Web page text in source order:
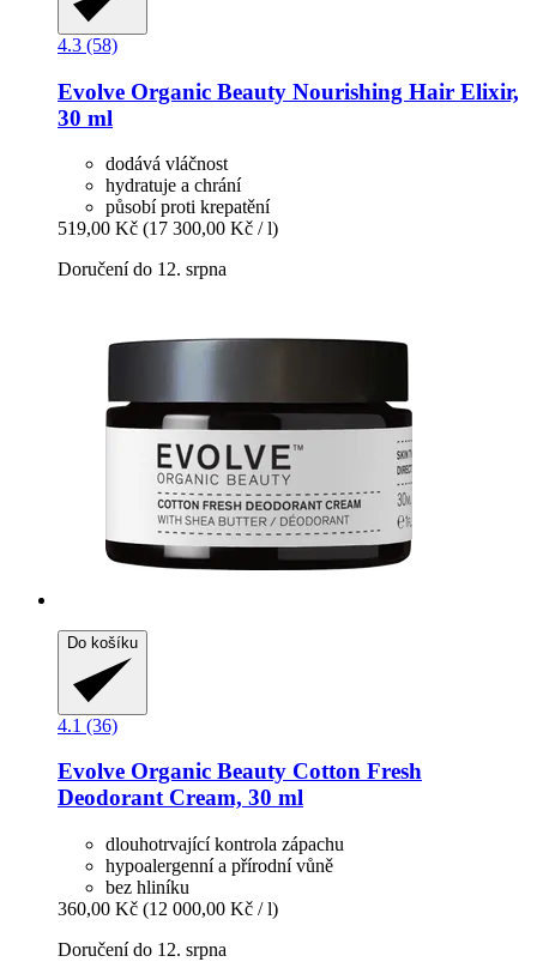
4.3 (58)
Evolve Organic Beauty Nourishing Hair Elixir,
30 ml
dodává vláčnost
hydratuje a chrání
působí proti krepatění
519,00 Kč (17 300,00 Kč / l)
Doručení do 12. srpna
Do košíku
4.1 (36)
Evolve Organic Beauty Cotton Fresh
Deodorant Cream, 30 ml
dlouhotrvající kontrola zápachu
hypoalergenní a přírodní vůně
bez hliníku
360,00 Kč (12 000,00 Kč / l)
Doručení do 12. srpna